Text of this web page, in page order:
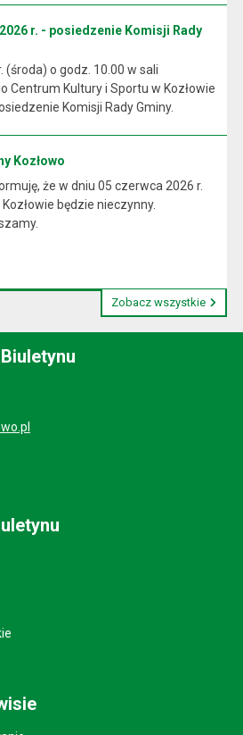
r. - posiedzenie Komisji Rady
(środa) o godz. 10.00 w sali
Centrum Kultury i Sportu w Kozłowie
Komisji Rady Gminy.
Kozłowo
że w dniu 05 czerwca 2026 r.
będzie nieczynny.
Zobacz wszystkie